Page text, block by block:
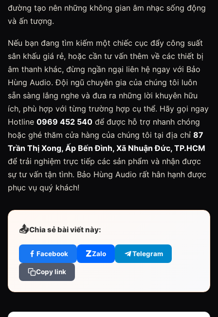
đường tạo nên những không gian âm nhạc sống động
và ấn tượng.
Nếu bạn đang tìm kiếm một chiếc cục đẩy công suất
sân khấu giá rẻ, hoặc cần tư vấn thêm về các thiết bị
âm thanh khác, đừng ngần ngại liên hệ ngay với Bảo
Hùng Audio. Đội ngũ chuyên gia của chúng tôi luôn
sẵn sàng lắng nghe và đưa ra những lời khuyên hữu
ích, phù hợp với từng trường hợp cụ thể. Hãy gọi ngay
Hotline 0969 452 540 để được hỗ trợ nhanh chóng
hoặc ghé thăm cửa hàng của chúng tôi tại địa chỉ 87
Trần Thị Xong, Ấp Bến Đình, Xã Nhuận Đức, TP.HCM
để trải nghiệm trực tiếp các sản phẩm và nhận được
sự tư vấn tận tình. Bảo Hùng Audio rất hân hạnh được
phục vụ quý khách!
📤Chia sẻ bài viết này:
Facebook ZZalo Telegram
Copy link